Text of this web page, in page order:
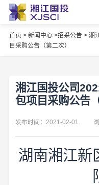
首页 > 新闻中心 >招采公告 > 湘
目采购公告（第二次）
湘江国投公司
包项目采购公告
发布时间：2021-02-01
湖南湘江新